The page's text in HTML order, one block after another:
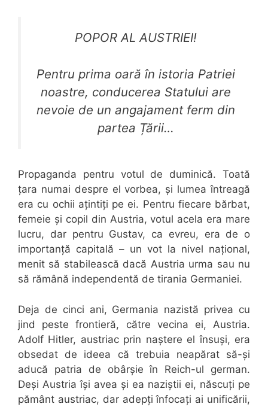
POPOR AL AUSTRIEI!
Pentru prima oară în istoria Patriei
noastre, conducerea Statului are
nevoie de un angajament ferm din
partea Țării…
Propaganda pentru votul de duminică. Toată
țara numai despre el vorbea, și lumea întreagă
era cu ochii ațintiți pe ei. Pentru fiecare bărbat,
femeie și copil din Austria, votul acela era mare
lucru, dar pentru Gustav, ca evreu, era de o
importanță capitală – un vot la nivel național,
menit să stabilească dacă Austria urma sau nu
să rămână independentă de tirania Germaniei.
Deja de cinci ani, Germania nazistă privea cu
jind peste frontieră, către vecina ei, Austria.
Adolf Hitler, austriac prin naștere el însuși, era
obsedat de ideea că trebuia neapărat să-și
aducă patria de obârșie în Reich-ul german.
Deși Austria își avea și ea naziștii ei, născuți pe
pământ austriac, dar adepți înfocați ai unificării,